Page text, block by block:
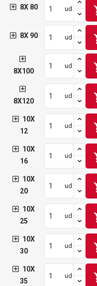
8X 80 ud
8X 90 ud
8X100
ud
8X120
ud
10X
12
ud
10X
16
ud
10X
20
ud
10X
25
ud
10X
30
ud
10X
35
ud